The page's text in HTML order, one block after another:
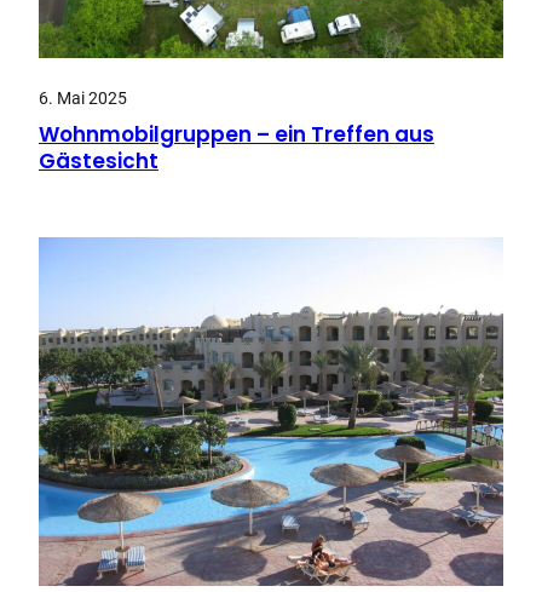
6. Mai 2025
Wohnmobilgruppen – ein Treffen aus
Gästesicht